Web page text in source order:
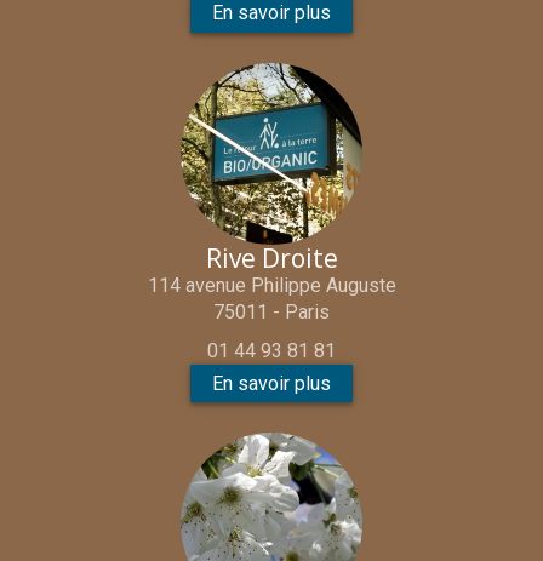
En savoir plus
Rive Droite
114 avenue Philippe Auguste
75011 - Paris
01 44 93 81 81
En savoir plus